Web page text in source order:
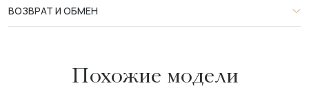
ВОЗВРАТ И ОБМЕН
Похожие модели